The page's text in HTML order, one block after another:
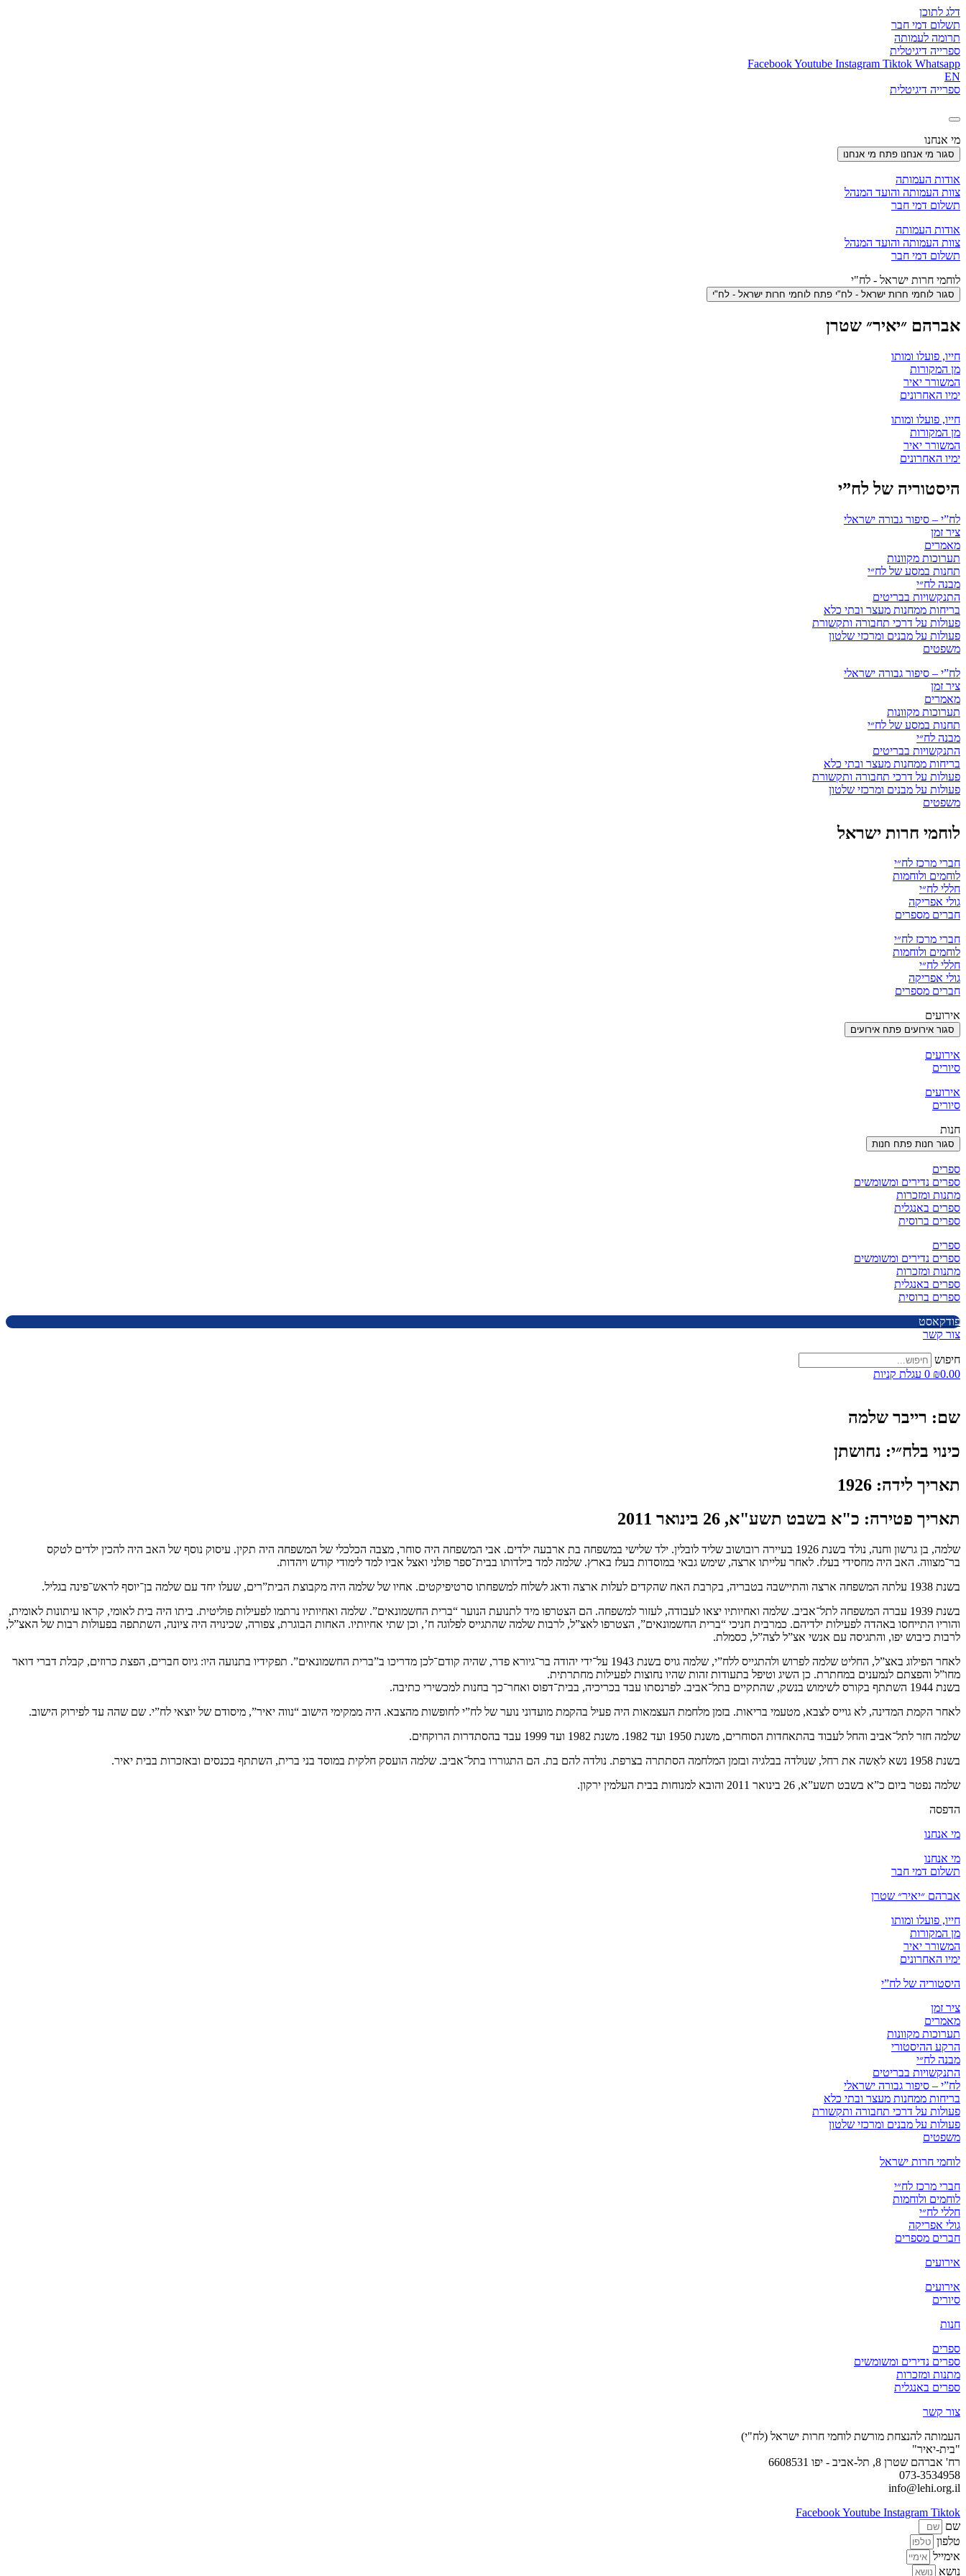
דלג לתוכן
תשלום דמי חבר
תרומה לעמותה
ספרייה דיגיטלית
FacebookYoutube Instagram Tiktok Whatsapp
EN
ספרייה דיגיטלית
מי אנחנו
סגור מי אנחנו פתח מי אנחנו
אודות העמותה
צוות העמותה והועד המנהל
תשלום דמי חבר
אודות העמותה
צוות העמותה והועד המנהל
תשלום דמי חבר
לוחמי חרות ישראל - לח"י
סגור לוחמי חרות ישראל - לח"י פתח לוחמי חרות ישראל - לח"י
אברהם ״יאיר״ שטרן
חייו, פועלו ומותו
מן המקורות
המשורר יאיר
ימיו האחרונים
חייו, פועלו ומותו
מן המקורות
המשורר יאיר
ימיו האחרונים
היסטוריה של לח”י
לח”י – סיפור גבורה ישראלי
ציר זמן
מאמרים
תערוכות מקוונות
תחנות במסע של לח״י
מבנה לח״י
התנקשויות בבריטים
בריחות ממחנות מעצר ובתי כלא
פעולות על דרכי תחבורה ותקשורת
פעולות על מבנים ומרכזי שלטון
משפטים
לח”י – סיפור גבורה ישראלי
ציר זמן
מאמרים
תערוכות מקוונות
תחנות במסע של לח״י
מבנה לח״י
התנקשויות בבריטים
בריחות ממחנות מעצר ובתי כלא
פעולות על דרכי תחבורה ותקשורת
פעולות על מבנים ומרכזי שלטון
משפטים
לוחמי חרות ישראל
חברי מרכז לח״י
לוחמים ולוחמות
חללי לח״י
גולי אפריקה
חברים מספרים
חברי מרכז לח״י
לוחמים ולוחמות
חללי לח״י
גולי אפריקה
חברים מספרים
אירועים
סגור אירועים פתח אירועים
אירועים
סיורים
אירועים
סיורים
חנות
סגור חנות פתח חנות
ספרים
ספרים נדירים ומשומשים
מתנות ומזכרות
ספרים באנגלית
ספרים ברוסית
ספרים
ספרים נדירים ומשומשים
מתנות ומזכרות
ספרים באנגלית
ספרים ברוסית
פודקאסט
צור קשר
חיפוש
₪0.00
0 עגלת קניות
שם: רייבר שלמה
כינוי בלח״י: נחושתן
תאריך לידה: 1926
תאריך פטירה: כ"א בשבט תשע"א, 26 בינואר 2011
שלמה, בן גרשון וחנה, נולד בשנת 1926 בעיירה רובושוב שליד לובלין. ילד שלישי במשפחה בת ארבעה ילדים. אבי המשפחה היה סוחר, מצבה הכלכלי של המשפחה היה תקין. עיסוק נוסף של האב היה להכין ילדים לטקס
בר־מצווה. האב היה מחסידי בעלז. לאחר עלייתו ארצה, שימש גבאי במוסדות בעלז בארץ. שלמה למד בילדותו בבית־ספר פולני ואצל אביו למד לימודי קודש ויהדות.
בשנת 1938 עלתה המשפחה ארצה והתיישבה בטבריה, בקרבת האח שהקדים לעלות ארצה ודאג לשלוח למשפחתו סרטיפיקטים. אחיו של שלמה היה מקבוצת הבית”רים, שעלו יחד עם שלמה בן־יוסף לראש־פינה בגליל.
בשנת 1939 עברה המשפחה לתל־אביב. שלמה ואחיותיו יצאו לעבודה, לעזור למשפחה. הם הצטרפו מיד לתנועת הנוער “ברית החשמונאים”. שלמה ואחיותיו נרתמו לפעילות פוליטית. ביתו היה בית לאומי, קראו עיתונות לאומית,
והוריו התייחסו באהדה לפעילות ילדיהם. כמרבית חניכי “ברית החשמונאים”, הצטרפו לאצ”ל, לרבות שלמה שהתגייס לפלוגה ח’, וכן שתי אחיותיו. האחות הבוגרת, צפורה, שכינויה היה ציונה, השתתפה בפעולות רבות של האצ”ל,
לרבות כיבוש יפו, והתגיסה עם אנשי אצ”ל לצה”ל, כסמלת.
לאחר הפילוג באצ”ל, החליט שלמה לפרוש ולהתגייס ללח”י, שלמה גויס בשנת 1943 על־ידי יהודה בר־גיורא פדר, שהיה קודם־לכן מדריכו ב”ברית החשמונאים”. תפקידיו בתנועה היו: גיוס חברים, הפצת כרוזים, קבלת דברי דואר
מחו”ל והפצתם לנמענים במחתרת. כן השיג וטיפל בתעודות זהות שהיו נחוצות לפעילות מחתרתית.
בשנת 1944 השתתף בקורס לשימוש בנשק, שהתקיים בתל־אביב. לפרנסתו עבד בכריכיה, בבית־דפוס ואחר־כך בחנות למכשירי כתיבה.
לאחר הקמת המדינה, לא גוייס לצבא, מטעמי בריאות. בזמן מלחמת העצמאות היה פעיל בהקמת מועדוני נוער של לח”י לחופשות מהצבא. היה ממקימי הישוב “נווה יאיר”, מיסודם של יוצאי לח”י. שם שהה עד לפירוק הישוב.
שלמה חזר לתל־אביב והחל לעבוד בהתאחדות הסוחרים, משנת 1950 ועד 1982. משנת 1982 ועד 1999 עבד בהסתדרות הרוקחים.
בשנת 1958 נשא לאִשה את רחל, שנולדה בבלגיה ובזמן המלחמה הסתתרה בצרפת. נולדה להם בת. הם התגוררו בתל־אביב. שלמה הועסק חלקית במוסד בני ברית, השתתף בכנסים ובאזכרות בבית יאיר.
שלמה נפטר ביום כ”א בשבט תשע”א, 26 בינואר 2011 והובא למנוחות בבית העלמין ירקון.
הדפסה
מי אנחנו
מי אנחנו
תשלום דמי חבר
אברהם ״יאיר״ שטרן
חייו, פועלו ומותו
מן המקורות
המשורר יאיר
ימיו האחרונים
היסטוריה של לח”י
ציר זמן
מאמרים
תערוכות מקוונות
הרקע ההיסטורי
מבנה לח״י
התנקשויות בבריטים
לח”י – סיפור גבורה ישראלי
בריחות ממחנות מעצר ובתי כלא
פעולות על דרכי תחבורה ותקשורת
פעולות על מבנים ומרכזי שלטון
משפטים
לוחמי חרות ישראל
חברי מרכז לח״י
לוחמים ולוחמות
חללי לח״י
גולי אפריקה
חברים מספרים
אירועים
אירועים
סיורים
חנות
ספרים
ספרים נדירים ומשומשים
מתנות ומזכרות
ספרים באנגלית
צור קשר
העמותה להנצחת מורשת לוחמי חרות ישראל (לח"י)
"בית-יאיר"
רח' אברהם שטרן 8, תל-אביב - יפו 6608531
073-3534958
info@lehi.org.il
FacebookYoutube Instagram Tiktok
שם
טלפון
אימייל
נושא